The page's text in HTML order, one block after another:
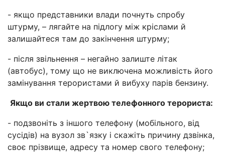
- якщо представники влади почнуть спробу
штурму, – лягайте на підлогу між кріслами й
залишайтеся там до закінчення штурму;
- після звільнення – негайно залиште літак
(автобус), тому що не виключена можливість його
замінування терористами й вибуху парів бензину.
Якщо ви стали жертвою телефонного терориста:
- подзвоніть з іншого телефону (мобільного, від
сусідів) на вузол зв`язку і скажіть причину дзвінка,
своє прізвище, адресу та номер свого телефону;